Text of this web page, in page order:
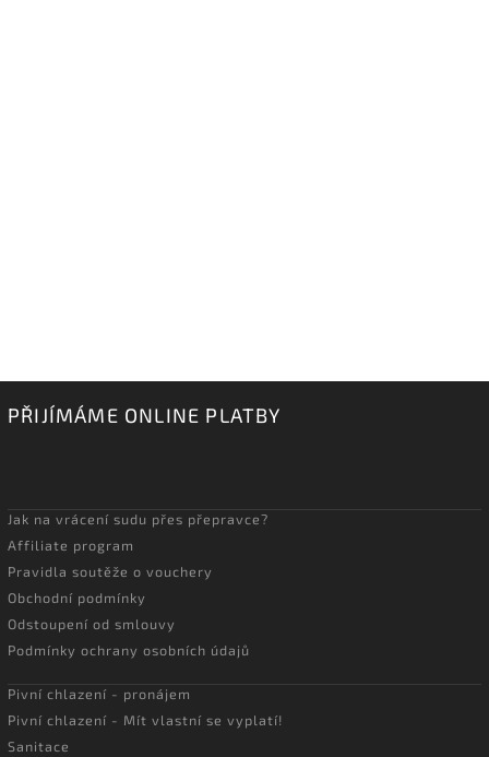
PŘIJÍMÁME ONLINE PLATBY
Jak na vrácení sudu přes přepravce?
Affiliate program
Pravidla soutěže o vouchery
Obchodní podmínky
Odstoupení od smlouvy
Podmínky ochrany osobních údajů
Pivní chlazení - pronájem
Pivní chlazení - Mít vlastní se vyplatí!
Sanitace